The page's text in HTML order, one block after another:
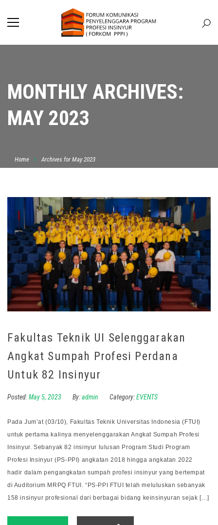
MONTHLY ARCHIVES:
MAY 2023
Home Archives for May 2023
Fakultas Teknik UI Selenggarakan
Angkat Sumpah Profesi Perdana
Untuk 82 Insinyur
Posted:May 5, 2023 By:admin Category:EVENTS
Pada Jum’at (03/10), Fakultas Teknik Universitas Indonesia (FTUI)
untuk pertama kalinya menyelenggarakan Angkat Sumpah Profesi
Insinyur. Sebanyak 82 insinyur lulusan Program Studi Program
Profesi Insinyur (PS-PPI) angkatan 2018 hingga angkatan 2022
hadir dalam pengangkatan sumpah profesi insinyur yang bertempat
di Auditorium MRPQ FTUI. “PS-PPI FTUI telah meluluskan sebanyak
158 insinyur profesional dari berbagai bidang keinsinyuran sejak […]